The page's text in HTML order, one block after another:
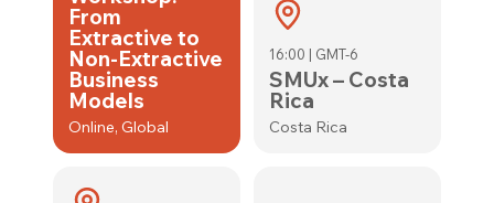
From
Extractive to
Non-Extractive
Business
Models
Online, Global
16:00 | GMT-6
SMUx – Costa
Rica
Costa Rica